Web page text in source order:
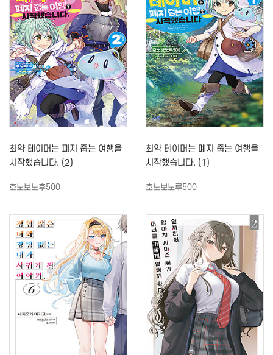
최약 테이머는 폐지 줍는 여행을
시작했습니다. (2)
호노보노후500
최약 테이머는 폐지 줍는 여행을
시작했습니다. (1)
호노보노루500